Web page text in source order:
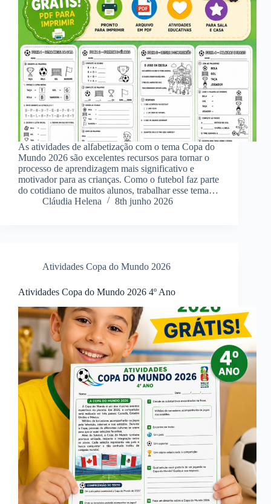
As atividades de alfabetização com o tema Copa do
Mundo 2026 são excelentes recursos para tornar o
processo de aprendizagem mais significativo e
motivador para as crianças. Como o futebol faz parte
do cotidiano de muitos alunos, trabalhar esse tema…
Cláudia Helena
8th junho 2026
Atividades Copa do Mundo 2026
Atividades Copa do Mundo 2026 4º Ano